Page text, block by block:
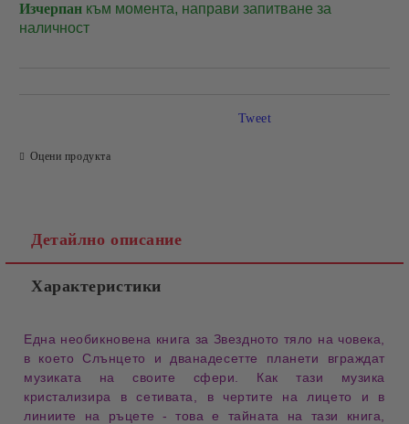
Изчерпан към момента, направи запитване за
наличност
Оцени продукта
Tweet
Детайлно описание
Характеристики
Една необикновена книга за Звездното тяло на човека,
в което Слънцето и дванадесетте планети вграждат
музиката на своите сфери. Как тази музика
кристализира в сетивата, в чертите на лицето и в
линиите на ръцете - това е тайната на тази книга,